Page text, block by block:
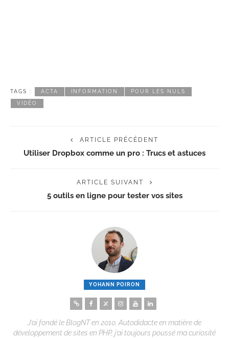
TAGS : ACTA INFORMATION POUR LES NULS
VIDÉO
ARTICLE PRÉCÉDENT
Utiliser Dropbox comme un pro : Trucs et astuces
ARTICLE SUIVANT
5 outils en ligne pour tester vos sites
YOHANN POIRON
J’ai fondé le BlogNT en 2010. Autodidacte en matière de
développement de sites en PHP, j’ai toujours poussé ma curiosité